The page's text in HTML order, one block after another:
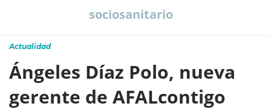
sociosanitario
Actualidad
Ángeles Díaz Polo, nueva
gerente de AFALcontigo